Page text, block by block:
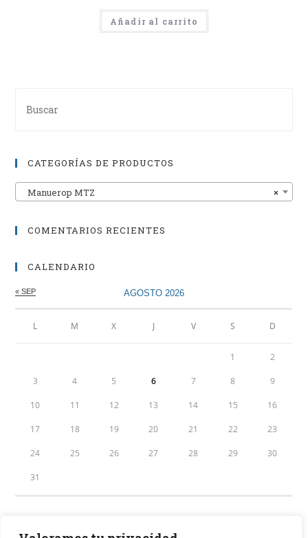
Añadir al carrito
CATEGORÍAS DE PRODUCTOS
×
Manuerop MTZ
COMENTARIOS RECIENTES
CALENDARIO
AGOSTO 2026
L M X J V S D
« SEP
1 2
3 4 5 6 7 8 9
10 11 12 13 14 15 16
17 18 19 20 21 22 23
24 25 26 27 28 29 30
31